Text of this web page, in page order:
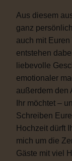
Aus diesem
ganz
auch mit
entstehen
liebevolle
emotionaler
außerdem den
Ihr möchtet –
Schreiben
Hochzeit dürft
mich um die
Gäste mit viel